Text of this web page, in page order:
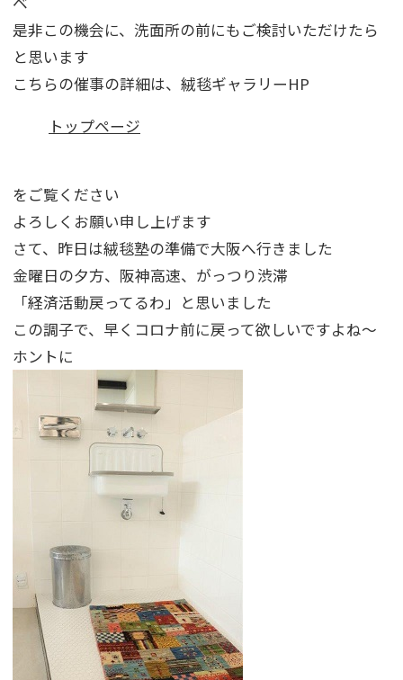
是非この機会に、洗面所の前にもご検討いただけたら
と思います
こちらの催事の詳細は、絨毯ギャラリーHP
トップページ
をご覧ください
よろしくお願い申し上げます
さて、昨日は絨毯塾の準備で大阪へ行きました
金曜日の夕方、阪神高速、がっつり渋滞
「経済活動戻ってるわ」と思いました
この調子で、早くコロナ前に戻って欲しいですよね～
ホントに